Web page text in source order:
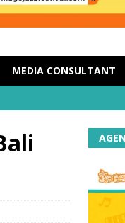
MEDIA CONSULTANT